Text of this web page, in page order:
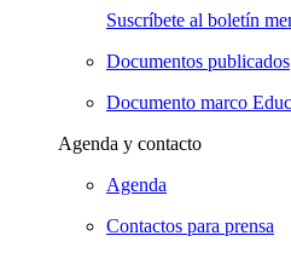
Suscríbete al boletín
Documentos publicados
Documento marco
Agenda y contacto
Agenda
Contactos para prensa